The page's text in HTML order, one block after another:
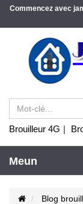
Commencez avec
Brouilleur 4G |
Meun
Blog